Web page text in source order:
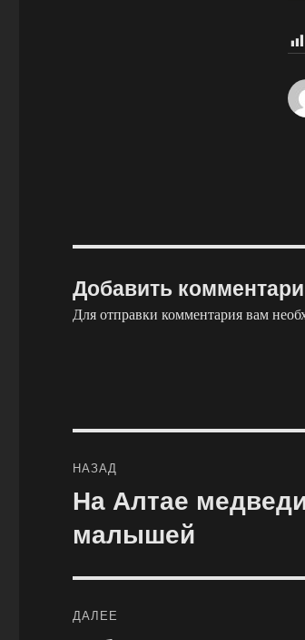
Добавить
Для отправки комментария вам
по
записям
НАЗАД
Предыдущая
На Алтае
малышей
ДАЛЕЕ